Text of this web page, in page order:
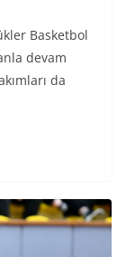
Basketbol
devam
da